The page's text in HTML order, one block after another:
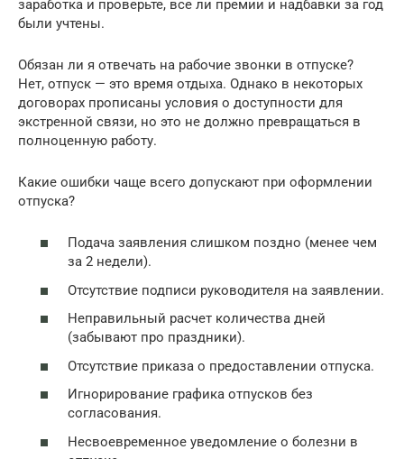
заработка и проверьте, все ли премии и надбавки за год
были учтены.
Обязан ли я отвечать на рабочие звонки в отпуске?
Нет, отпуск — это время отдыха. Однако в некоторых
договорах прописаны условия о доступности для
экстренной связи, но это не должно превращаться в
полноценную работу.
Какие ошибки чаще всего допускают при оформлении
отпуска?
Подача заявления слишком поздно (менее чем
за 2 недели).
Отсутствие подписи руководителя на заявлении.
Неправильный расчет количества дней
(забывают про праздники).
Отсутствие приказа о предоставлении отпуска.
Игнорирование графика отпусков без
согласования.
Несвоевременное уведомление о болезни в